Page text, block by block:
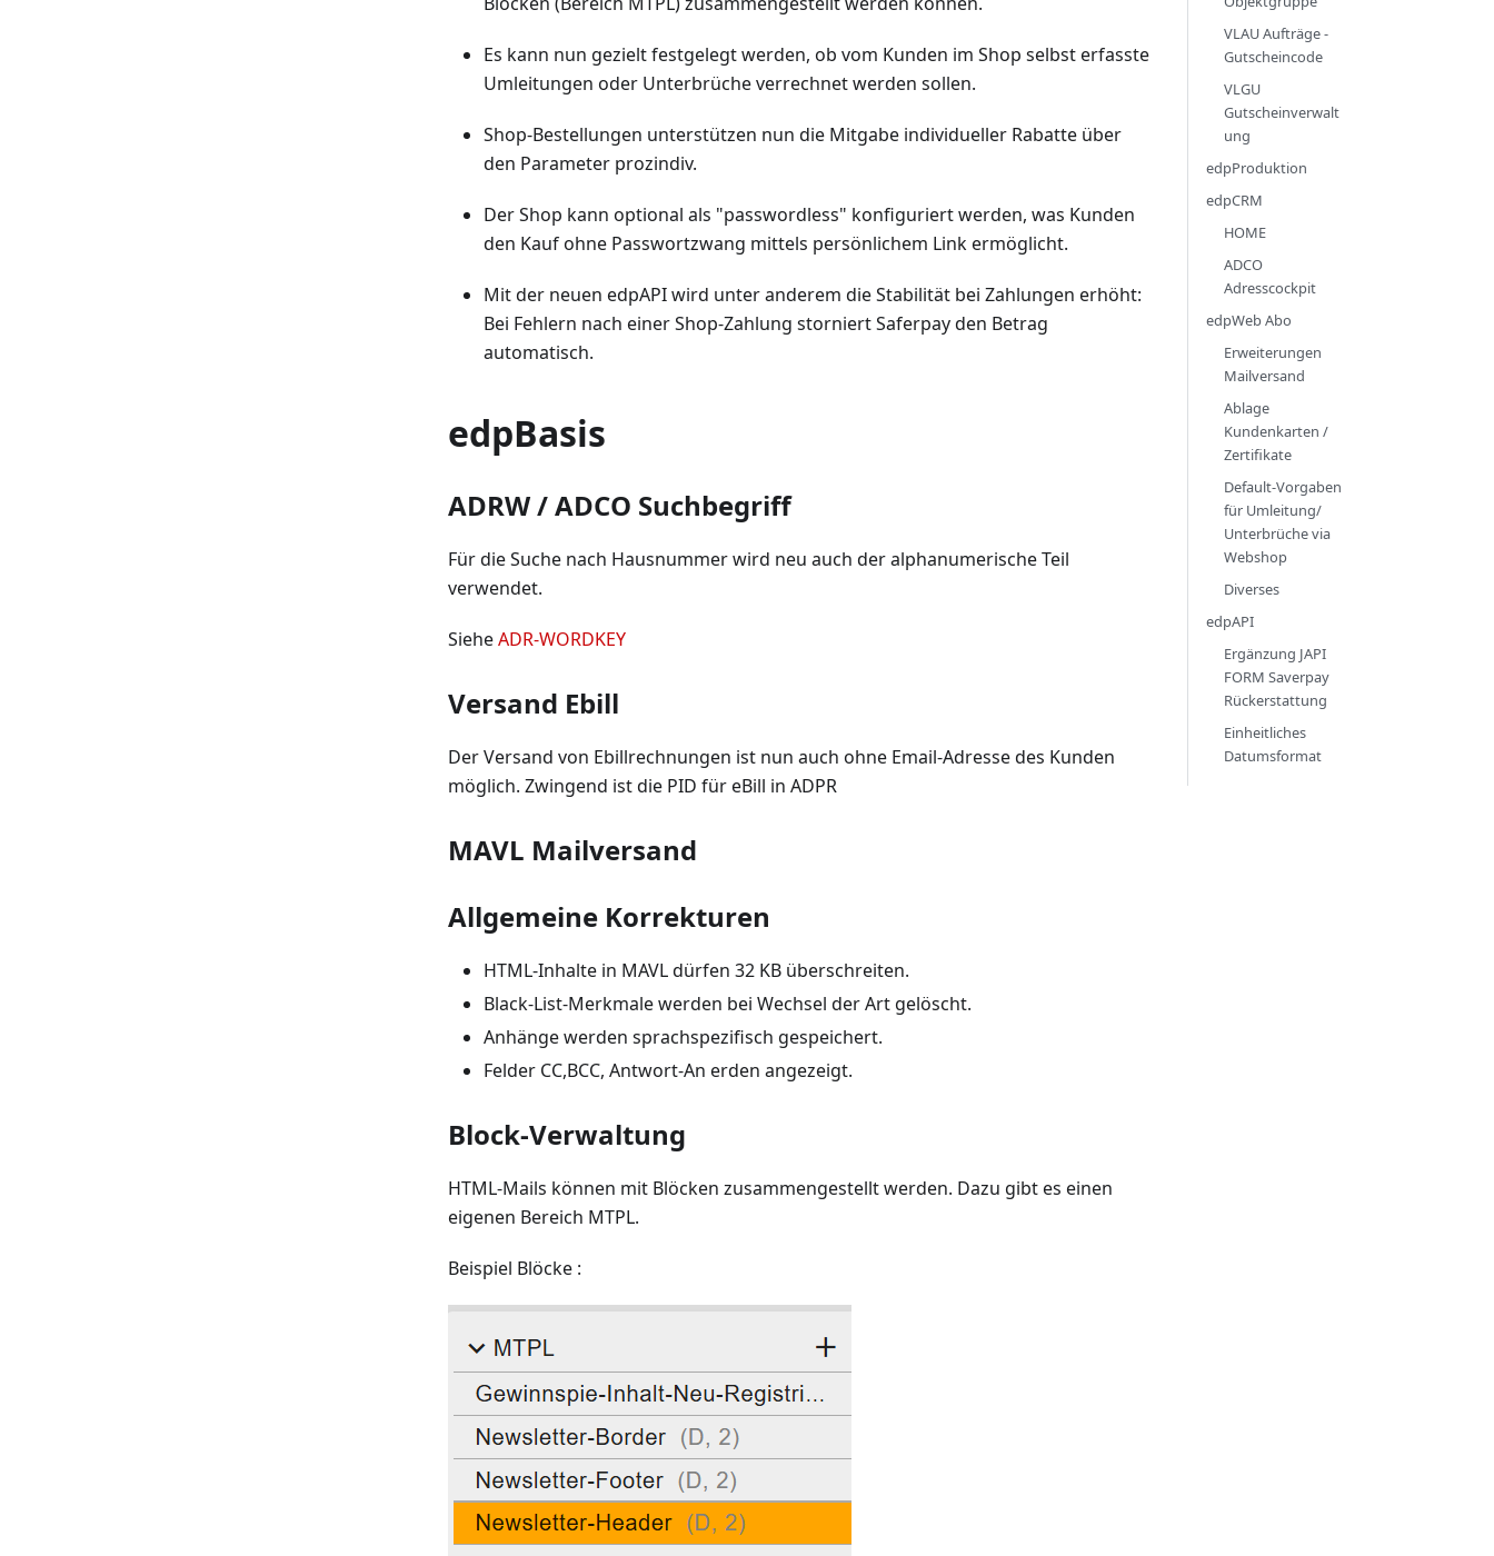
Es kann nun gezielt festgelegt werden, ob vom Kunden im Shop selbst erfasste
Umleitungen oder Unterbrüche verrechnet werden sollen.
Shop-Bestellungen unterstützen nun die Mitgabe individueller Rabatte über
den Parameter prozindiv.
Der Shop kann optional als "passwordless" konfiguriert werden, was Kunden
den Kauf ohne Passwortzwang mittels persönlichem Link ermöglicht.
Mit der neuen edpAPI wird unter anderem die Stabilität bei Zahlungen erhöht:
Bei Fehlern nach einer Shop-Zahlung storniert Saferpay den Betrag
automatisch.
edpBasis
ADRW / ADCO Suchbegriff
Für die Suche nach Hausnummer wird neu auch der alphanumerische Teil
verwendet.
SieheADR-WORDKEY
Versand Ebill
Der Versand von Ebillrechnungen ist nun auch ohne Email-Adresse des Kunden
möglich. Zwingend ist die PID für eBill in ADPR
MAVL Mailversand
Allgemeine Korrekturen
HTML-Inhalte in MAVL dürfen 32 KB überschreiten.
Black-List-Merkmale werden bei Wechsel der Art gelöscht.
Anhänge werden sprachspezifisch gespeichert.
Felder CC,BCC, Antwort-An erden angezeigt.
Block-Verwaltung
HTML-Mails können mit Blöcken zusammengestellt werden. Dazu gibt es einen
eigenen Bereich MTPL.
Beispiel Blöcke :
VLAU Aufträge -
Gutscheincode
VLGU
Gutscheinverwalt
ung
edpProduktion
edpCRM
HOME
ADCO
Adresscockpit
edpWeb Abo
Erweiterungen
Mailversand
Ablage
Kundenkarten /
Zertifikate
Default-Vorgaben
für Umleitung/
Unterbrüche via
Webshop
Diverses
edpAPI
Ergänzung JAPI
FORM Saverpay
Rückerstattung
Einheitliches
Datumsformat